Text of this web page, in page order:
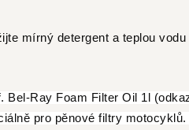
mírný detergent a teplou
Bel-Ray Foam Filter Oil 1l
pro pěnové filtry